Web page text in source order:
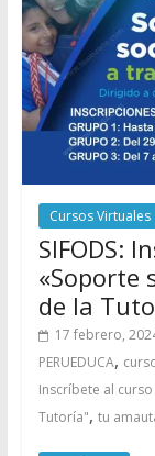
Cursos Virtuales
SIFODS:
«Soporte
de la
17 febrero,
PERUEDUCA,
Inscríbete al
Tutoría", tu